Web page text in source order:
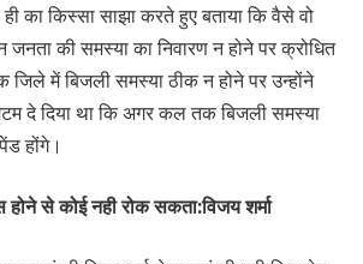
का किस्सा साझा करते हुए बताया कि वैसे वो
की समस्या का निवारण न होने पर क्रोधित
जिले में बिजली समस्या ठीक न होने पर उन्होंने
दे दिया था कि अगर कल तक बिजली समस्या
होंगे।
से कोई नही रोक सकता:विजय शर्मा